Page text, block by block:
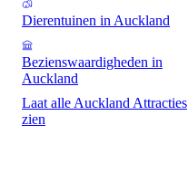
Dierentuinen in Auckland
Bezienswaardigheden in
Auckland
Laat alle Auckland Attracties
zien